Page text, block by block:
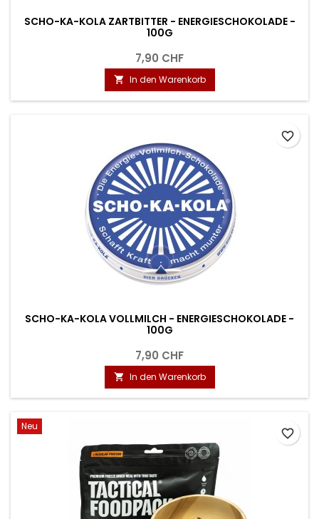
SCHO-KA-KOLA ZARTBITTER - ENERGIESCHOKOLADE -
100G
7,90 CHF
 In den Warenkorb
SCHO-KA-KOLA VOLLMILCH - ENERGIESCHOKOLADE -
100G
7,90 CHF
 In den Warenkorb
favorite_border
Neu
favorite_border